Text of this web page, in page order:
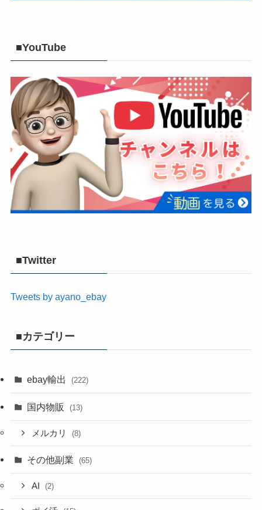
■YouTube
■Twitter
Tweets by ayano_ebay
■カテゴリー
ebay輸出 (222)
国内物販 (13)
メルカリ (8)
その他副業 (65)
AI (2)